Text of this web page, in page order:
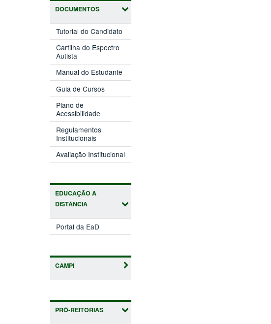
DOCUMENTOS
Tutorial do Candidato
Cartilha do Espectro
Autista
Manual do Estudante
Guia de Cursos
Plano de
Acessibilidade
Regulamentos
Institucionais
Avaliação Institucional
EDUCAÇÃO A
DISTÂNCIA
Portal da EaD
CAMPI
PRÓ-REITORIAS